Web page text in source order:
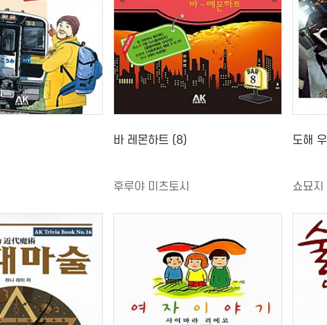
바 레몬하트 (8)
후루야 미츠토시
도해
쇼묘지